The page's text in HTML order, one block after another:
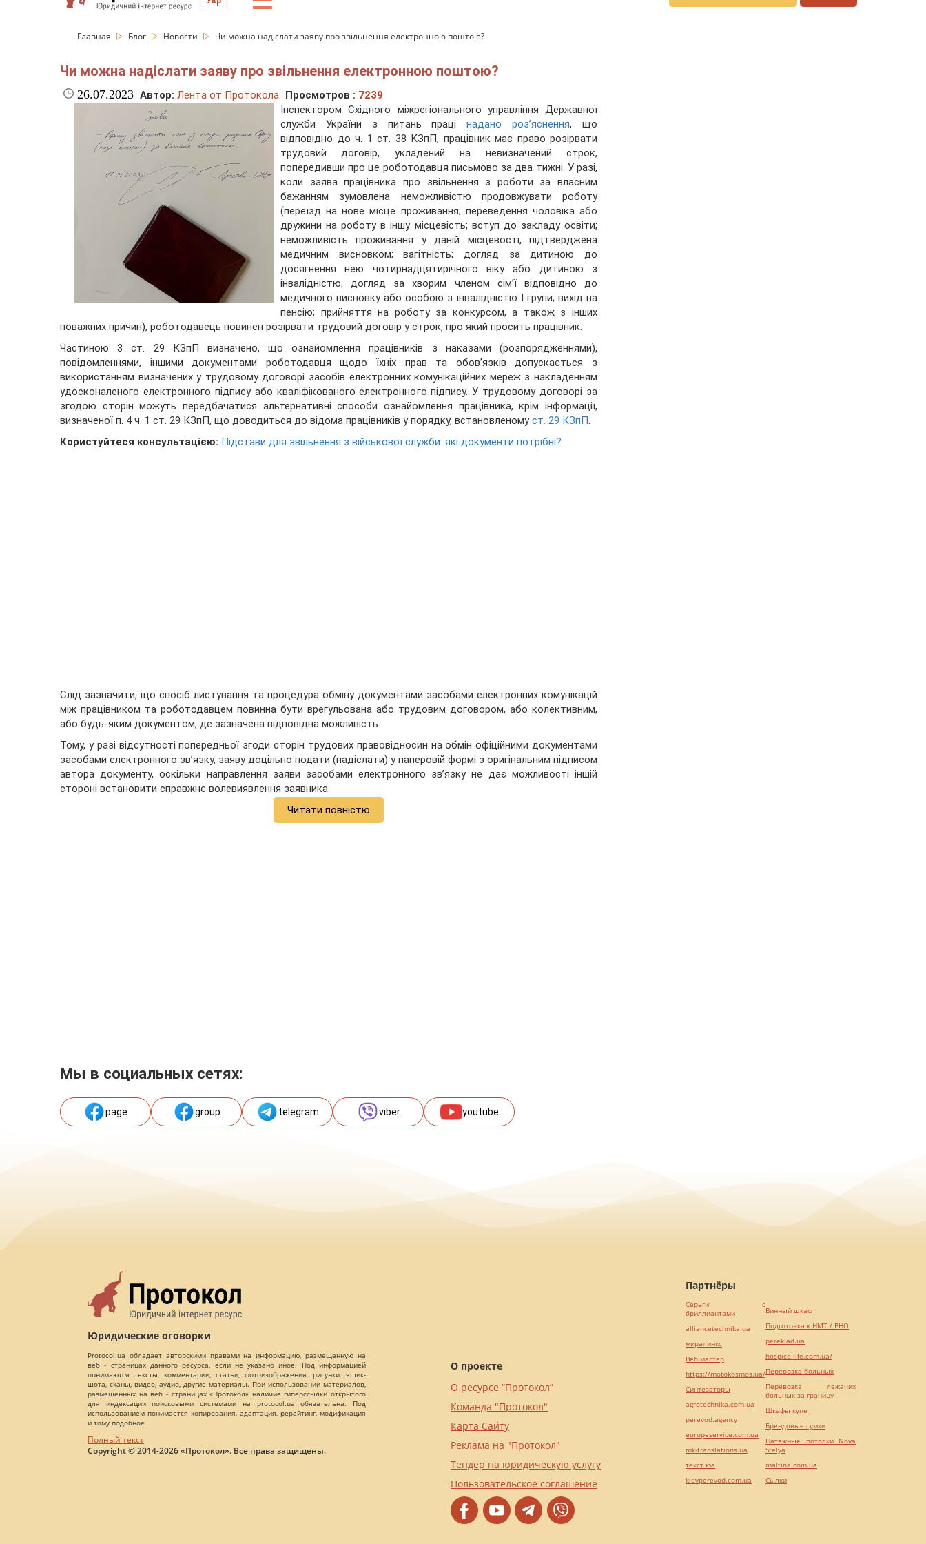
Главная Блог Новости Чи можна надіслати заяву про звільнення електронною поштою?
Чи можна надіслати заяву про звільнення електронною поштою?
26.07.2023 Автор: Лента от Протокола Просмотров : 7239
Інспектором Східного міжрегіонального управління Державної
служби України з питань працінадано роз’яснення, що
відповідно до ч. 1 ст. 38 КЗпП, працівник має право розірвати
трудовий договір, укладений на невизначений строк,
попередивши про це роботодавця письмово за два тижні. У разі,
коли заява працівника про звільнення з роботи за власним
бажанням зумовлена неможливістю продовжувати роботу
(переїзд на нове місце проживання; переведення чоловіка або
дружини на роботу в іншу місцевість; вступ до закладу освіти;
неможливість проживання у даній місцевості, підтверджена
медичним висновком; вагітність; догляд за дитиною до
досягнення нею чотирнадцятирічного віку або дитиною з
інвалідністю; догляд за хворим членом сім’ї відповідно до
медичного висновку або особою з інвалідністю I групи; вихід на
пенсію; прийняття на роботу за конкурсом, а також з інших
поважних причин), роботодавець повинен розірвати трудовий договір у строк, про який просить працівник.
Частиною 3 ст. 29 КЗпП визначено, що ознайомлення працівників з наказами (розпорядженнями),
повідомленнями, іншими документами роботодавця щодо їхніх прав та обов’язків допускається з
використанням визначених у трудовому договорі засобів електронних комунікаційних мереж з накладенням
удосконаленого електронного підпису або кваліфікованого електронного підпису. У трудовому договорі за
згодою сторін можуть передбачатися альтернативні способи ознайомлення працівника, крім інформації,
визначеної п. 4 ч. 1 ст. 29 КЗпП, що доводиться до відома працівників у порядку, встановленомуст. 29 КЗпП.
Користуйтеся консультацією: Підстави для звільнення з військової служби: які документи потрібні?
Слід зазначити, що спосіб листування та процедура обміну документами засобами електронних комунікацій
між працівником та роботодавцем повинна бути врегульована або трудовим договором, або колективним,
або будь-яким документом, де зазначена відповідна можливість.
Тому, у разі відсутності попередньої згоди сторін трудових правовідносин на обмін офіційними документами
засобами електронного зв’язку, заяву доцільно подати (надіслати) у паперовій формі з оригінальним підписом
автора документу, оскільки направлення заяви засобами електронного зв’язку не дає можливості іншій
стороні встановити справжнє волевиявлення заявника.
Читати повністю
Мы в социальных сетях:
page group telegram viber youtube
Юридические оговорки
Protocol.ua обладает авторскими правами на информацию, размещенную на
веб - страницах данного ресурса, если не указано иное. Под информацией
понимаются тексты, комментарии, статьи, фотоизображения, рисунки, ящик-
шота, сканы, видео, аудио, другие материалы. При использовании материалов,
размещенных на веб - страницах «Протокол» наличие гиперссылки открытого
для индексации поисковыми системами на protocol.ua обязательна. Под
использованием понимается копирования, адаптация, рерайтинг, модификация
и тому подобное.
Полный текст
Copyright © 2014-2026 «Протокол». Все права защищены.
О проекте
О ресурсе “Протокол”
Команда "Протокол"
Карта Сайту
Реклама на "Протокол"
Тендер на юридическую услугу
Пользовательское соглашение
Партнёры
Серьги с
бриллиантами
alliancetechnika.ua
миралинкс
Веб мастер
https://motokosmos.ua/
Синтезаторы
agrotechnika.com.ua
perevod.agency
europeservice.com.ua
mk-translations.ua
текст юа
kievperevod.com.ua
Винный шкаф
Подготовка к НМТ / ВНО
pereklad.ua
hospice-life.com.ua/
Перевозка больных
Перевозка лежачих
больных за границу
Шкафы купе
Брендовые сумки
Натяжные потолки Nova
Stelya
maltina.com.ua
Cылки